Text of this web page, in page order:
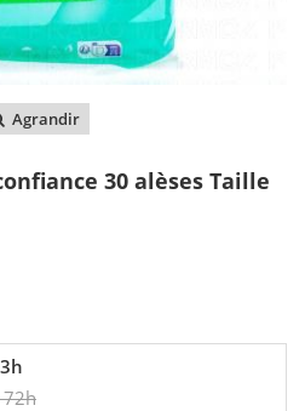
Agrandir
30 alèses Taille
72h